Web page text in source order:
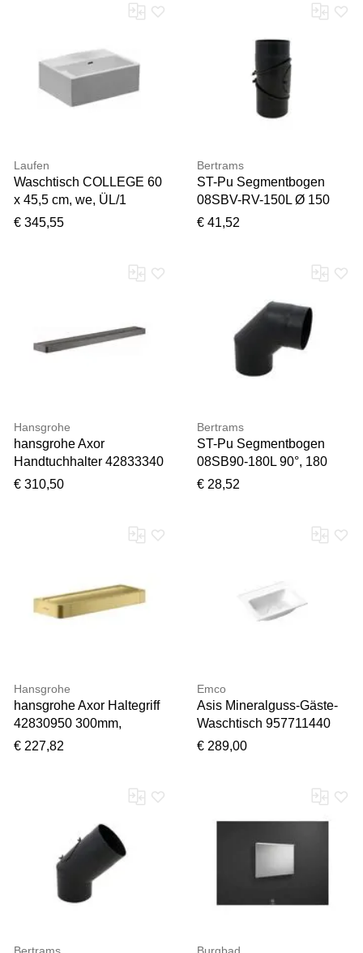
Laufen
Waschtisch COLLEGE 60
x 45,5 cm, we, ÜL/1
Hahnloch mittig
€ 345,55
Bertrams
ST-Pu Segmentbogen
08SBV-RV-150L Ø 150
mm, 3-tlg, frei verstellbar
€ 41,52
Hansgrohe
hansgrohe Axor
Handtuchhalter 42833340
800 mm, brushed black
€ 310,50
Bertrams
ST-Pu Segmentbogen
08SB90-180L 90°, 180
mm, geschweißt,
€ 28,52
Hansgrohe
hansgrohe Axor Haltegriff
42830950 300mm,
brushed brass
€ 227,82
Emco
Asis Mineralguss-Gäste-
Waschtisch 957711440
weiß, Ø 400 mm, ohne
€ 289,00
Bertrams Burgbad